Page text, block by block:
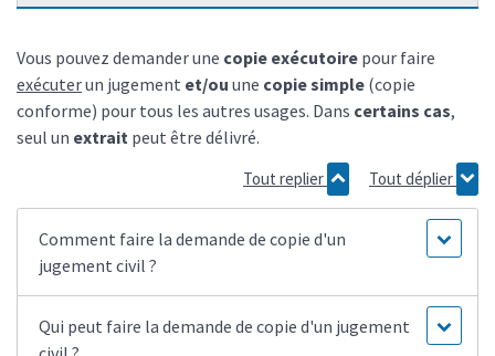
Vous pouvez demander une copie exécutoire pour faire
exécuterun jugement et/ou une copie simple (copie
conforme) pour tous les autres usages. Dans certains cas,
seul un extrait peut être délivré.
Tout replier Tout déplier
Comment faire la demande de copie d'un
jugement civil ?
Qui peut faire la demande de copie d'un jugement